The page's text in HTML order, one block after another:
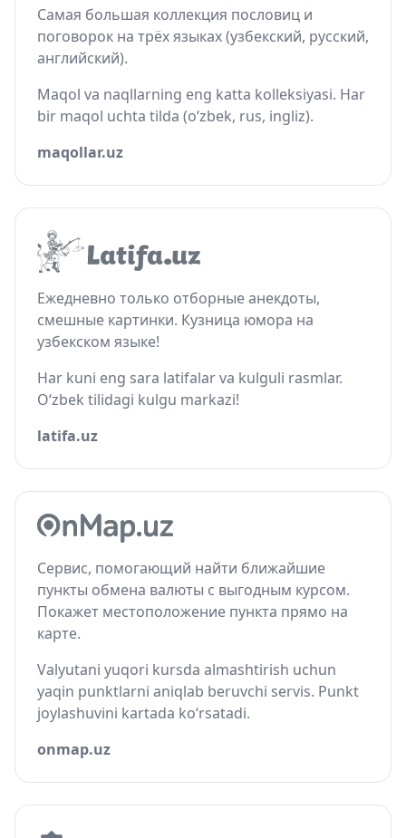
Самая большая коллекция пословиц и
поговорок на трёх языках (узбекский, русский,
английский).
Maqol va naqllarning eng katta kolleksiyasi. Har
bir maqol uchta tilda (o‘zbek, rus, ingliz).
maqollar.uz
Ежедневно только отборные анекдоты,
смешные картинки. Кузница юмора на
узбекском языке!
Har kuni eng sara latifalar va kulguli rasmlar.
O‘zbek tilidagi kulgu markazi!
latifa.uz
Сервис, помогающий найти ближайшие
пункты обмена валюты с выгодным курсом.
Покажет местоположение пункта прямо на
карте.
Valyutani yuqori kursda almashtirish uchun
yaqin punktlarni aniqlab beruvchi servis. Punkt
joylashuvini kartada ko‘rsatadi.
onmap.uz